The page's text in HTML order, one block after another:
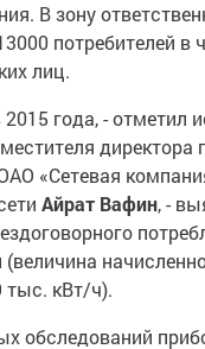
В зону
потребителей в
лиц.
года, - отметил
директора
«Сетевая
Айрат Вафин, -
(величина
тыс. кВт/ч).
обследований